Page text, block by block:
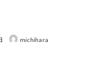
michihara